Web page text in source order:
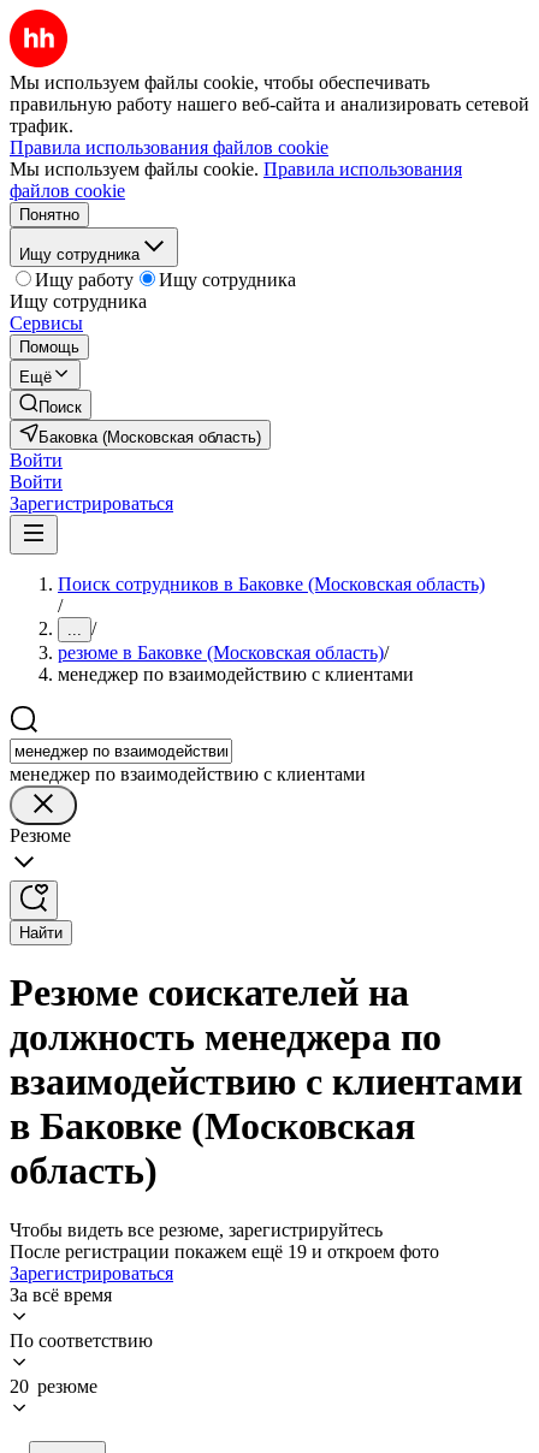
Мы используем файлы cookie, чтобы обеспечивать
правильную работу нашего веб-сайта и анализировать сетевой
трафик.
Правила использования файлов cookie
Мы используем файлы cookie. Правила использования
файлов cookie
Понятно
Ищу сотрудника
Ищу работу
Ищу сотрудника
Ищу сотрудника
Сервисы
Помощь
Ещё
Поиск
Баковка (Московская область)
Войти
Войти
Зарегистрироваться
Поиск сотрудников в Баковке (Московская область)
/
... /
резюме в Баковке (Московская область)/
менеджер по взаимодействию с клиентами
менеджер по взаимодействию с клиентами
Резюме
Найти
Резюме соискателей на
должность менеджера по
взаимодействию с клиентами
в Баковке (Московская
область)
Чтобы видеть все резюме, зарегистрируйтесь
После регистрации покажем ещё 19 и откроем фото
Зарегистрироваться
За всё время
По соответствию
20 резюме